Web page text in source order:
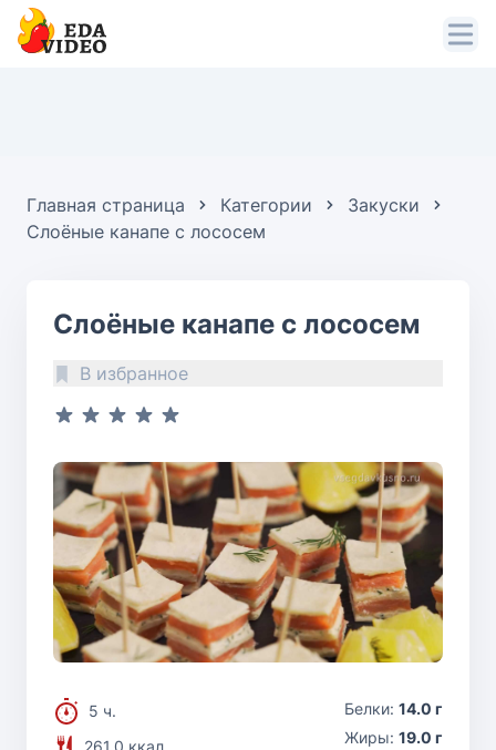
Главная страница Категории
Закуски
Слоёные канапе с лососем
Слоёные канапе с лососем
В избранное
5 ч.
Белки: 14.0 г
Жиры: 19.0 г